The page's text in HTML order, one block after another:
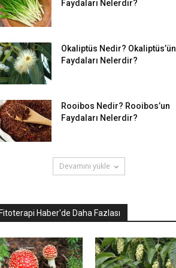
Faydaları Nelerdir?
Okaliptüs Nedir? Okaliptüs’ün
Faydaları Nelerdir?
Rooibos Nedir? Rooibos’un
Faydaları Nelerdir?
Devamını yükle
Haber'de Daha Fazlası